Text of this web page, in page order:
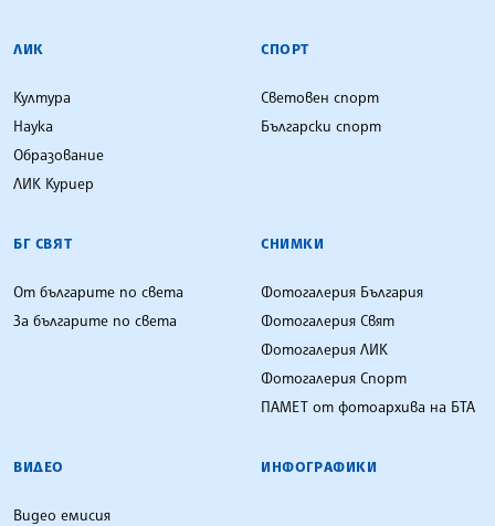
ЛИК
Култура
Наука
Образование
ЛИК Куриер
СПОРТ
Световен спорт
Български спорт
БГ СВЯТ
От българите по света
За българите по света
СНИМКИ
Фотогалерия България
Фотогалерия Свят
Фотогалерия ЛИК
Фотогалерия Спорт
ПАМЕТ от фотоархива на БТА
ВИДЕО
Видео емисия
ИНФОГРАФИКИ